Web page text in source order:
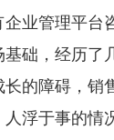
企业管理平台
础，经历了
长的障碍，销
浮于事的情